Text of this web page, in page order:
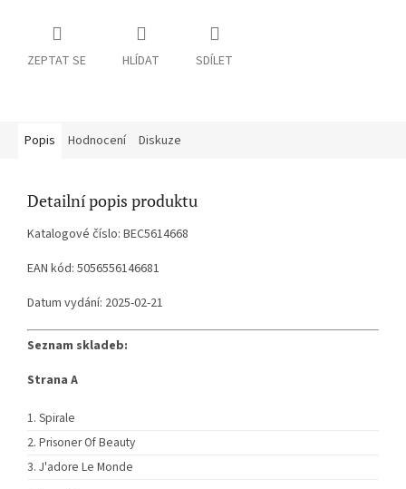
ZEPTAT SE HLÍDAT SDÍLET
Popis Hodnocení Diskuze
Detailní popis produktu
Katalogové číslo: BEC5614668
EAN kód: 5056556146681
Datum vydání: 2025-02-21
Seznam skladeb:
Strana A
Spirale
Prisoner Of Beauty
J'adore Le Monde